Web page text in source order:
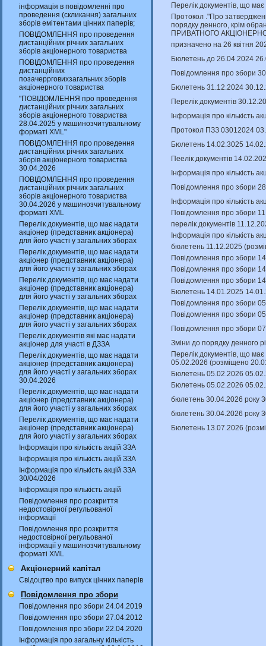
інформація в повідомленні про
проведення (скликання) загальних
зборів емітентами цінних паперів;
ПОВІДОМЛЕННЯ про проведення
дистанційних річних загальних
зборів акціонерного товариства
ПОВІДОМЛЕННЯ про проведення
дистанційних
позачеррговихзагальних зборів
акціонерного товариства
"ПОВІДОМЛЕННЯ про проведення
дистанційних річних загальних
зборів акціонерного товариства
28.04.2025 у машинозчитувальному
форматі XML"
ПОВІДОМЛЕННЯ про проведення
дистанційних річних загальних
зборів акціонерного товариства
30.04.2026
ПОВІДОМЛЕННЯ про проведення
дистанційних річних загальних
зборів акціонерного товариства
30.04.2026 у машинозчитувальному
форматі XML
Перелік документів, що має надати
акціонер (представник акціонера)
для його участі у загальних зборах
Перелік документів, що має надати
акціонер (представник акціонера)
для його участі у загальних зборах
Перелік документів, що має надати
акціонер (представник акціонера)
для його участі у загальних зборах
Перелік документів, що має надати
акціонер (представник акціонера)
для його участі у загальних зборах
Перелік документів які має надати
акціонер для участі в ДЗЗА
Перелік документів, що має надати
акціонер (представник акціонера)
для його участі у загальних зборах
30.04.2026
Перелік документів, що має надати
акціонер (представник акціонера)
для його участі у загальних зборах
Перелік документів, що має надати
акціонер (представник акціонера)
для його участі у загальних зборах
Інформація про кількість акцій ЗЗА
Інформація про кількість акцій ЗЗА
Інформація про кількість акцій ЗЗА
30/04/2026
Інформація про кількість акцій
Повідомлення про розкриття
недостовірної регульованої
інформації
Повідомлення про розкриття
недостовірної регульованої
інформації у машинозчитувальному
форматі XML
Акціонерний капітал
Свідоцтво про випуск цінних паперів
Повідомлення про збори
Повідомлення про збори 24.04.2019
Повідомлення про збори 27.04.2012
Повідомлення про збори 22.04.2020
Інформація про загальну кількість
Перелік документів, що
Протокол ."Про
порядку денного, крім
ПРИВАТНОГО
призначено на 26 квітня
Бюлетень до 26.04.2024
Повідомлення про збори
Бюлетень 31.12.2024
Перелік документів
Інформація про кількість
Протокол ПЗЗ 03012024
Бюлетень 14.02.3025
Пеелік документів
Інформація про кількість
Повідомлення про збори
Інформація про кількість
Повідомлення про збори
перелік документів
Інформація про кількість
бюлетень 11.12.2025
Повідомлення про збори
Повідомлення про збори
Повідомлення про збори
Бюлетень 14.01.2025
Повідомлення про збори
Повідомлення про збори
Повідомлення про збори
Зміни до порядку денного
Перелік документів, що
05.02.2026 (розміщено
Бюлетень 05.02.2026
Бюлетень 05.02.2026
бюлетень 30.04.2026 року
бюлетень 30.04.2026 року
Бюлетень 13.07.2026